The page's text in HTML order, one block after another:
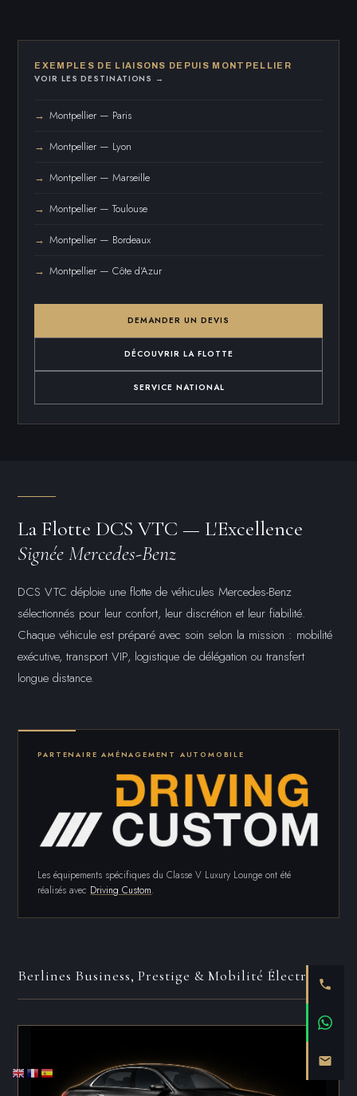
EXEMPLES DE LIAISONS DEPUIS MONTPELLIER
VOIR LES DESTINATIONS →
Montpellier — Paris
Montpellier — Lyon
Montpellier — Marseille
Montpellier — Toulouse
Montpellier — Bordeaux
Montpellier — Côte d’Azur
DEMANDER UN DEVIS
DÉCOUVRIR LA FLOTTE
SERVICE NATIONAL
La Flotte DCS VTC — L'Excellence
Signée Mercedes-Benz
DCS VTC déploie une flotte de véhicules Mercedes-Benz
sélectionnés pour leur confort, leur discrétion et leur fiabilité.
Chaque véhicule est préparé avec soin selon la mission : mobilité
exécutive, transport VIP, logistique de délégation ou transfert
longue distance.
PARTENAIRE AMÉNAGEMENT AUTOMOBILE
Les équipements spécifiques du Classe V Luxury Lounge ont été
réalisés avec Driving Custom.
Berlines Business, Prestige & Mobilité Électrique